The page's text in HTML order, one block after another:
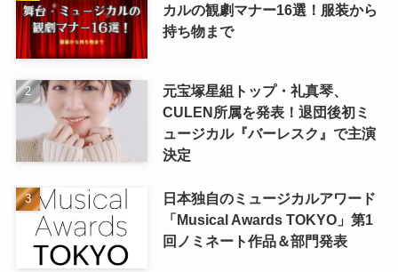
カルの観劇マナー16選！服装から
持ち物まで
元宝塚星組トップ・礼真琴、
CULEN所属を発表！退団後初ミ
ュージカル『バーレスク』で主演
決定
日本独自のミュージカルアワード
「Musical Awards TOKYO」第1
回ノミネート作品＆部門発表